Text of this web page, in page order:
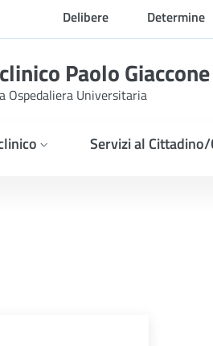
Delibere Determine
Paolo Giaccone
Ospedaliera Universitaria
Servizi al